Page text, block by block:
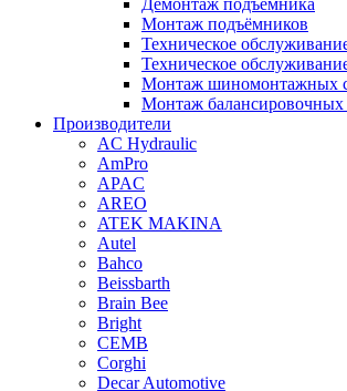
Демонтаж подъемника
Монтаж подъёмников
Техническое
Техническое
Монтаж шиномонтажных
Монтаж балансировочных
Производители
AC Hydraulic
AmPro
APAC
AREO
ATEK MAKINA
Autel
Bahco
Beissbarth
Brain Bee
Bright
CEMB
Corghi
Decar Automotive